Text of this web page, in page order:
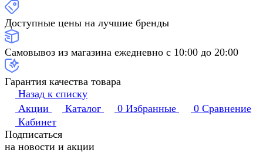
Доступные цены на лучшие бренды
Самовывоз из магазина ежедневно с 10:00 до 20:00
Гарантия качества товара
Назад к списку
Акции
Каталог 0 Избранные 0 Сравнение
Кабинет
Подписаться
на новости и акции